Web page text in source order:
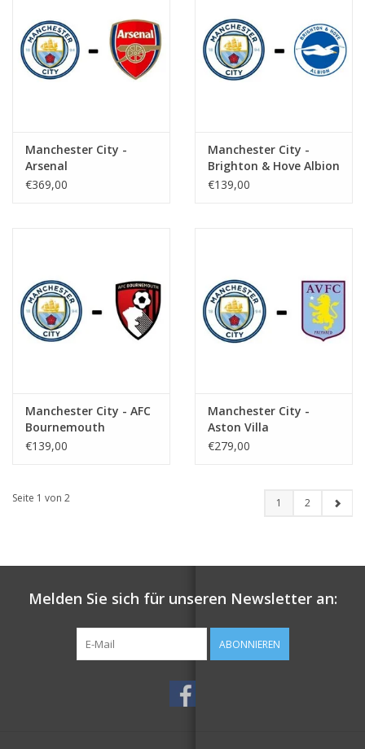
Manchester City -
Arsenal
€369,00
Manchester City -
Brighton & Hove Albion
€139,00
Manchester City - AFC
Bournemouth
€139,00
Manchester City -
Aston Villa
€279,00
Seite 1 von 2 1 2
Melden Sie sich für unseren Newsletter an:
ABONNIEREN